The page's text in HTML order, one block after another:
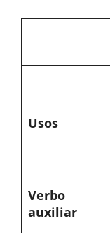
Usos
Verbo
auxiliar